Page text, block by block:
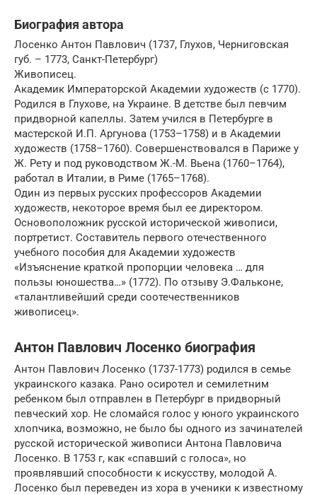
Биография автора
Лосенко Антон Павлович (1737, Глухов, Черниговская
губ. – 1773, Санкт-Петербург)
Живописец.
Академик Императорской Академии художеств (с 1770).
Родился в Глухове, на Украине. В детстве был певчим
придворной капеллы. Затем учился в Петербурге в
мастерской И.П. Аргунова (1753–1758) и в Академии
художеств (1758–1760). Совершенствовался в Париже у
Ж. Рету и под руководством Ж.-М. Вьена (1760–1764),
работал в Италии, в Риме (1765–1768).
Один из первых русских профессоров Академии
художеств, некоторое время был ее директором.
Основоположник русской исторической живописи,
портретист. Составитель первого отечественного
учебного пособия для Академии художеств
«Изъяснение краткой пропорции человека … для
пользы юношества…» (1772). По отзыву Э.Фальконе,
«талантливейший среди соотечественников
живописец».
Антон Павлович Лосенко биография
Антон Павлович Лосенко (1737-1773) родился в семье
украинского казака. Рано осиротел и семилетним
ребенком был отправлен в Петербург в придворный
певческий хор. Не сломайся голос у юного украинского
хлопчика, возможно, не было бы одного из зачинателей
русской исторической живописи Антона Павловича
Лосенко. В 1753 г, как «спавший с голоса», но
проявлявший способности к искусству, молодой А.
Лосенко был переведен из хора в ученики к известному